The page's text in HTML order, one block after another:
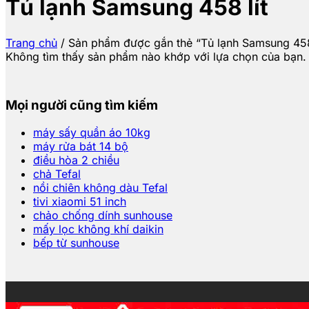
Tủ lạnh Samsung 458 lít
Trang chủ / Sản phẩm được gắn thẻ “Tủ lạnh Samsung
Không tìm thấy sản phẩm nào khớp với lựa chọn của bạn.
Mọi người cũng tìm kiếm
máy sấy quần áo 10kg
máy rửa bát 14 bộ
điều hòa 2 chiều
chả Tefal
nồi chiên không dàu Tefal
tivi xiaomi 51 inch
chảo chống dính sunhouse
mấy lọc không khí daikin
bếp từ sunhouse